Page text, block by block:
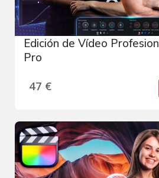
Edición de Vídeo
Pro
47 €